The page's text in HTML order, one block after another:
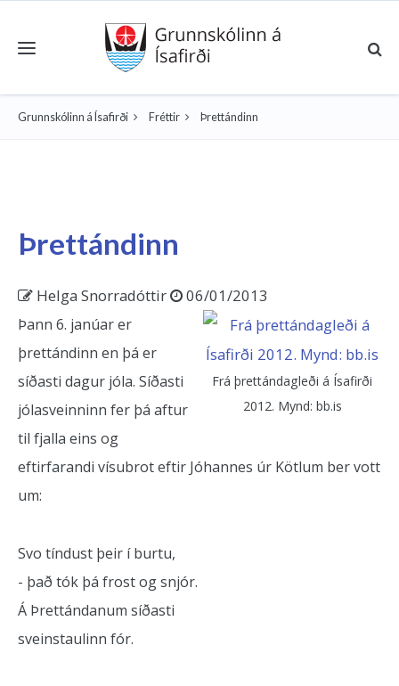
Toggle navigation
Grunnskólinn á Ísafirði Fréttir Þrettándinn
Þrettándinn
Helga Snorradóttir 06/01/2013
Frá þrettándagleði á Ísafirði
2012. Mynd: bb.is
Þann 6. janúar er
þrettándinn en þá er
síðasti dagur jóla. Síðasti
jólasveinninn fer þá aftur
til fjalla eins og
eftirfarandi vísubrot eftir Jóhannes úr Kötlum ber vott
um:
Svo tíndust þeir í burtu,
- það tók þá frost og snjór.
Á Þrettándanum síðasti
sveinstaulinn fór.